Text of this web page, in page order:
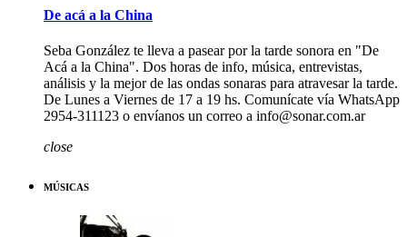
De acá a la China
Seba González te lleva a pasear por la tarde sonora en "De
Acá a la China". Dos horas de info, música, entrevistas,
análisis y la mejor de las ondas sonaras para atravesar la tarde.
De Lunes a Viernes de 17 a 19 hs. Comunícate vía WhatsApp
2954-311123 o envíanos un correo a info@sonar.com.ar
close
MÚSICAS